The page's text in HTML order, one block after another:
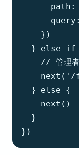
path:
query:
    })
} else if
// 管理者
next('/
  } else {
    next()
  }
})